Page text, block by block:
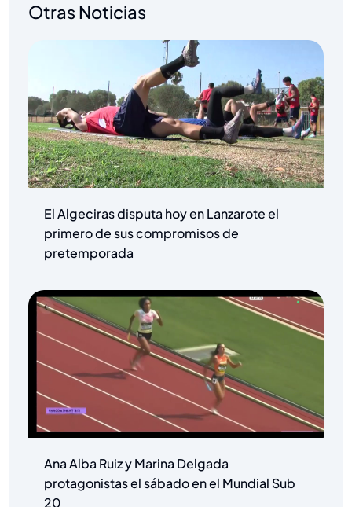
Otras Noticias
El Algeciras disputa hoy en Lanzarote el
primero de sus compromisos de
pretemporada
Ana Alba Ruiz y Marina Delgada
protagonistas el sábado en el Mundial Sub
20